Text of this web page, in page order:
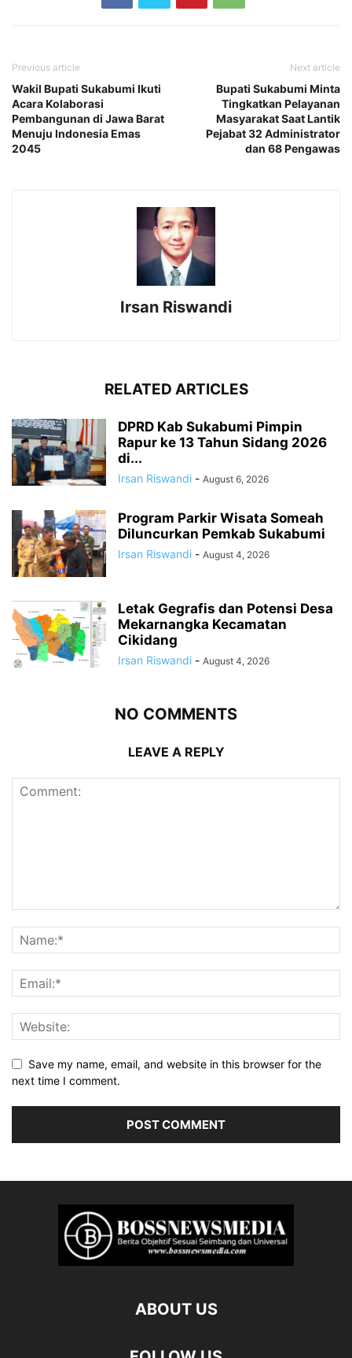
Previous article
Wakil Bupati Sukabumi Ikuti
Acara Kolaborasi
Pembangunan di Jawa Barat
Menuju Indonesia Emas
2045
Next article
Bupati Sukabumi Minta
Tingkatkan Pelayanan
Masyarakat Saat Lantik
Pejabat 32 Administrator
dan 68 Pengawas
Irsan Riswandi
RELATED ARTICLES
DPRD Kab Sukabumi Pimpin
Rapur ke 13 Tahun Sidang 2026
di...
Irsan Riswandi - August 6, 2026
Program Parkir Wisata Someah
Diluncurkan Pemkab Sukabumi
Irsan Riswandi - August 4, 2026
Letak Gegrafis dan Potensi Desa
Mekarnangka Kecamatan
Cikidang
Irsan Riswandi - August 4, 2026
NO COMMENTS
LEAVE A REPLY
Save my name, email, and website in this browser for the
next time I comment.
ABOUT US